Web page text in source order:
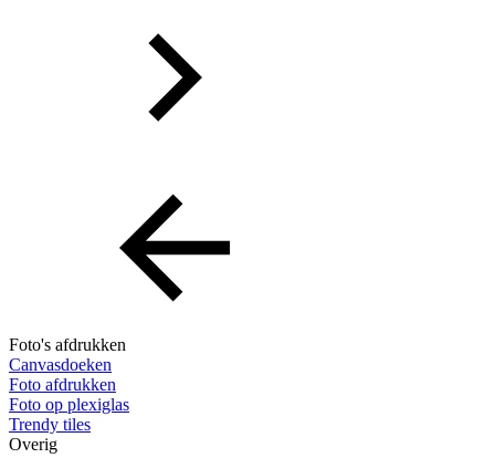
Foto's afdrukken
Canvasdoeken
Foto afdrukken
Foto op plexiglas
Trendy tiles
Overig